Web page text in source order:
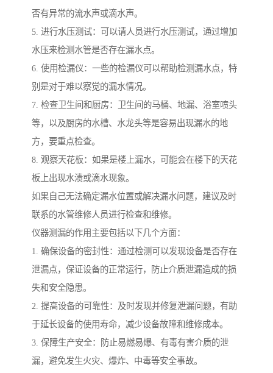
否有异常的流水声或滴水声。
5. 进行水压测试：可以请人员进行水压测试，通过增加
水压来检测水管是否存在漏水点。
6. 使用检漏仪：一些的检漏仪可以帮助检测漏水点，特
别是对于难以察觉的漏水情况。
7. 检查卫生间和厨房：卫生间的马桶、地漏、浴室喷头
等，以及厨房的水槽、水龙头等是容易出现漏水的地
方，要重点检查。
8. 观察天花板：如果是楼上漏水，可能会在楼下的天花
板上出现水渍或滴水现象。
如果自己无法确定漏水位置或解决漏水问题，建议及时
联系的水管维修人员进行检查和维修。
仪器测漏的作用主要包括以下几个方面：
1. 确保设备的密封性：通过检测可以发现设备是否存在
泄漏点，保证设备的正常运行，防止介质泄漏造成的损
失和安全隐患。
2. 提高设备的可靠性：及时发现并修复泄漏问题，有助
于延长设备的使用寿命，减少设备故障和维修成本。
3. 保障生产安全：防止易燃易爆、有毒有害介质的泄
漏，避免发生火灾、爆炸、中毒等安全事故。